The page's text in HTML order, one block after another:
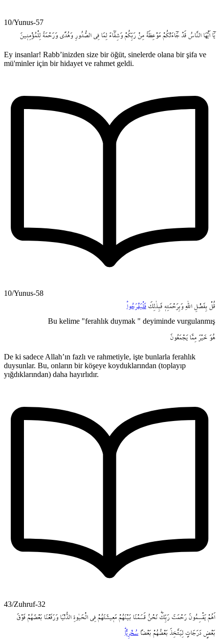
10/Yunus-57
يَٓا اَيُّهَا النَّاسُ قَدْ جَٓاءَتْكُمْ مَوْعِظَةٌ مِنْ رَبِّكُمْ وَشِفَٓاءٌ لِمَا فِي الصُّدُورِ وَهُدًى وَرَحْمَةٌ لِلْمُؤْمِن۪ينَ
Ey insanlar! Rabb’inizden size bir öğüt, sinelerde olana bir şifa ve
mü'minler için bir hidayet ve rahmet geldi.
10/Yunus-58
قُلْ بِفَضْلِ اللّٰهِ وَبِرَحْمَتِه۪ فَبِذٰلِكَ فَلْيَفْرَحُواۜ
Bu kelime "ferahlık duymak " deyiminde vurgulanmış
هُوَ خَيْرٌ مِمَّا يَجْمَعُونَ
De ki sadece Allah’ın fazlı ve rahmetiyle, işte bunlarla ferahlık
duysunlar. Bu, onların bir köşeye koyduklarından (toplayıp
yığdıklarından) daha hayırlıdır.
43/Zuhruf-32
اَهُمْ يَقْسِمُونَ رَحْمَتَ رَبِّكَۜ نَحْنُ قَسَمْنَا بَيْنَهُمْ مَع۪يشَتَهُمْ فِي الْحَيٰوةِ الدُّنْيَا وَرَفَعْنَا بَعْضَهُمْ فَوْقَ
بَعْضٍ دَرَجَاتٍ لِيَتَّخِذَ بَعْضُهُمْ بَعْضاً سُخْرِياًّۜ